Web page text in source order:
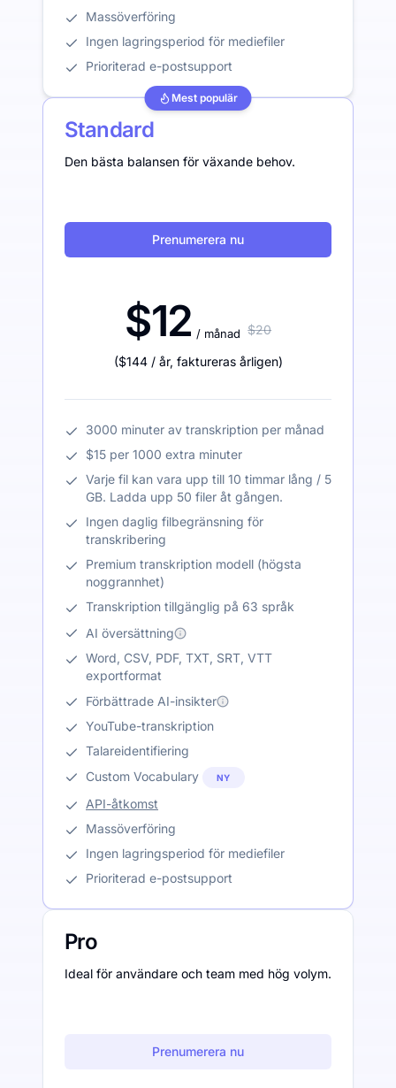
Massöverföring
Ingen lagringsperiod för mediefiler
Prioriterad e-postsupport
Mest populär
Standard
Den bästa balansen för växande behov.
Prenumerera nu
$12 / månad $20
($144 / år, faktureras årligen)
3000 minuter av transkription per månad
$15 per 1000 extra minuter
Varje fil kan vara upp till 10 timmar lång / 5
GB. Ladda upp 50 filer åt gången.
Ingen daglig filbegränsning för
transkribering
Premium transkription modell (högsta
noggrannhet)
Transkription tillgänglig på 63 språk
AI översättning
Word, CSV, PDF, TXT, SRT, VTT
exportformat
Förbättrade AI-insikter
YouTube-transkription
Talareidentifiering
Custom Vocabulary
NY
API-åtkomst
Massöverföring
Ingen lagringsperiod för mediefiler
Prioriterad e-postsupport
Pro
Ideal för användare och team med hög volym.
Prenumerera nu